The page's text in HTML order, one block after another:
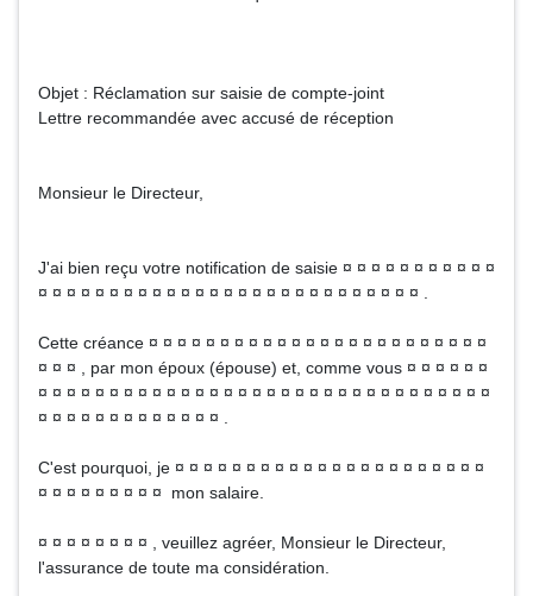
Objet : Réclamation sur saisie de compte-joint
Lettre recommandée avec accusé de réception
Monsieur le Directeur,
J'ai bien reçu votre notification de saisie ¤ ¤ ¤ ¤ ¤ ¤ ¤ ¤ ¤ ¤ ¤
¤ ¤ ¤ ¤ ¤ ¤ ¤ ¤ ¤ ¤ ¤ ¤ ¤ ¤ ¤ ¤ ¤ ¤ ¤ ¤ ¤ ¤ ¤ ¤ ¤ ¤ ¤ .
Cette créance ¤ ¤ ¤ ¤ ¤ ¤ ¤ ¤ ¤ ¤ ¤ ¤ ¤ ¤ ¤ ¤ ¤ ¤ ¤ ¤ ¤ ¤ ¤ ¤
¤ ¤ ¤ , par mon époux (épouse) et, comme vous ¤ ¤ ¤ ¤ ¤ ¤
¤ ¤ ¤ ¤ ¤ ¤ ¤ ¤ ¤ ¤ ¤ ¤ ¤ ¤ ¤ ¤ ¤ ¤ ¤ ¤ ¤ ¤ ¤ ¤ ¤ ¤ ¤ ¤ ¤ ¤ ¤ ¤
¤ ¤ ¤ ¤ ¤ ¤ ¤ ¤ ¤ ¤ ¤ ¤ ¤ .
C'est pourquoi, je ¤ ¤ ¤ ¤ ¤ ¤ ¤ ¤ ¤ ¤ ¤ ¤ ¤ ¤ ¤ ¤ ¤ ¤ ¤ ¤ ¤ ¤
¤ ¤ ¤ ¤ ¤ ¤ ¤ ¤ ¤ mon salaire.
¤ ¤ ¤ ¤ ¤ ¤ ¤ ¤ , veuillez agréer, Monsieur le Directeur,
l'assurance de toute ma considération.